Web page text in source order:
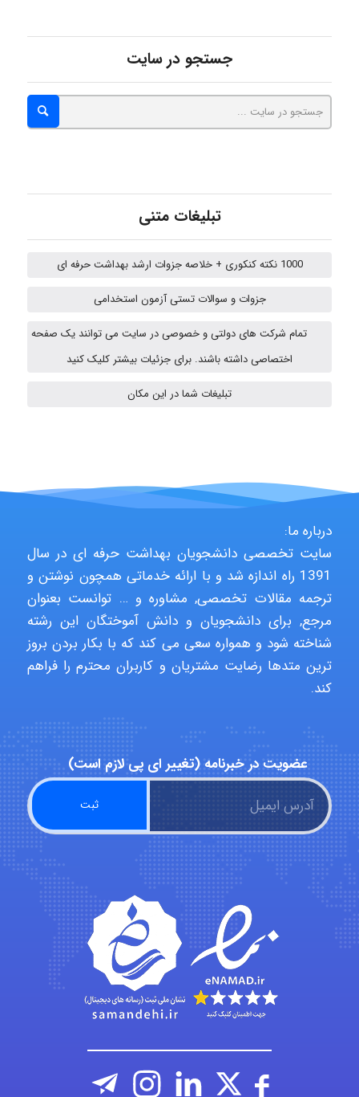
Iman Hosseini
Chehri
amir
emami
ehtesham
Iman Hosseini
Chehri
roya_boostani
amir
جستجو در سایت
تبلیغات متنی
1000 نکته کنکوری + خلاصه جزوات ارشد بهداشت حرفه ای
جزوات و سوالات تستی آزمون استخدامی
تمام شرکت های دولتی و خصوصی در سایت می توانند یک صفحه
اختصاصی داشته باشند. برای جزئیات بیشتر کلیک کنید
تبلیغات شما در این مکان
درباره ما:
سایت تخصصی دانشجویان بهداشت حرفه ای در سال
1391 راه اندازه شد و با ارائه خدماتی همچون نوشتن و
ترجمه مقالات تخصصی, مشاوره و … توانست بعنوان
مرجع, برای دانشجویان و دانش آموختگان این رشته
شناخته شود و همواره سعی می کند که با بکار بردن بروز
ترین متدها رضایت مشتریان و کاربران محترم را فراهم
کند.
عضویت در خبرنامه (تغییر ای پی لازم است)